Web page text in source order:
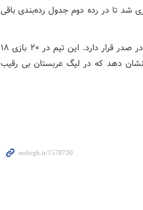
که در این بازی به دست آورد ۵۲ امتیازی شد تا در رده دوم جدول رده‌بندی باقی
در جدول رده‌بندی الهلال با ۵۶ امتیاز و یک بازی کم‌تر در صدر قرار دارد. این تیم در ۲۰ بازی ۱۸
دهد که در لیگ عربستان بی رقیب